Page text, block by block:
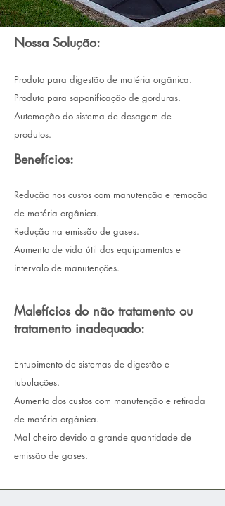
Nossa Solução:
Produto para digestão de matéria orgânica.
Produto para saponificação de gorduras.
Automação do sistema de dosagem de
produtos.
Benefícios:
Redução nos custos com manutenção e remoção
de matéria orgânica.
Redução na emissão de gases.
Aumento de vida útil dos equipamentos e
intervalo de manutenções.
Malefícios do não tratamento ou
tratamento inadequado:
Entupimento de sistemas de digestão e
tubulações.
Aumento dos custos com manutenção e retirada
de matéria orgânica.
Mal cheiro devido a grande quantidade de
emissão de gases.